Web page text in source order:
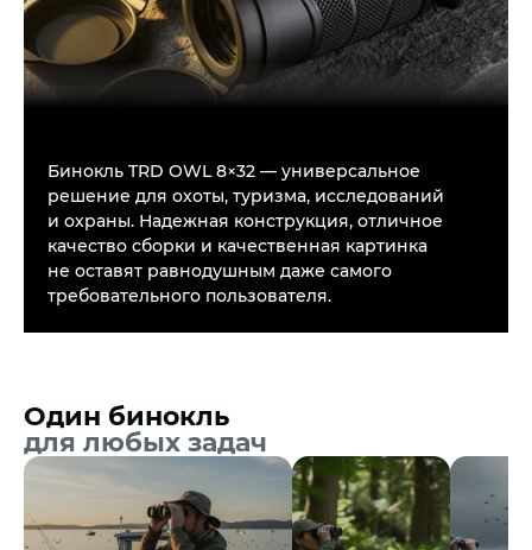
Бинокль TRD OWL 8×32 — универсальное
решение для охоты, туризма, исследований
и охраны. Надежная конструкция, отличное
качество сборки и качественная картинка
не оставят равнодушным даже самого
требовательного пользователя.
Один бинокль
для любых задач
Читать далее